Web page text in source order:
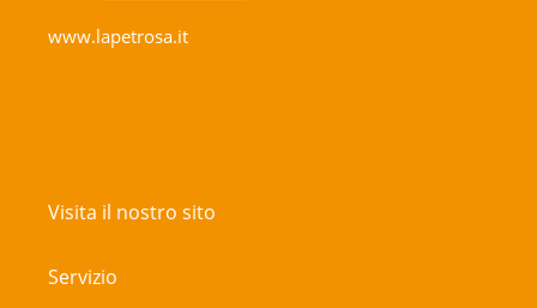
www.lapetrosa.it
Visita il nostro sito
Servizio